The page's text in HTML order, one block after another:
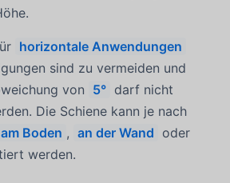
horizontale Anwendungen
sind zu vermeiden und
von
5° darf nicht
Die Schiene kann je nach
am Boden , an der Wand oder
werden.